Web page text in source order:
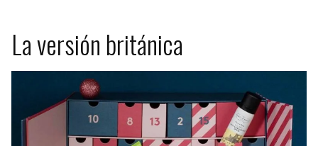
La versión británica